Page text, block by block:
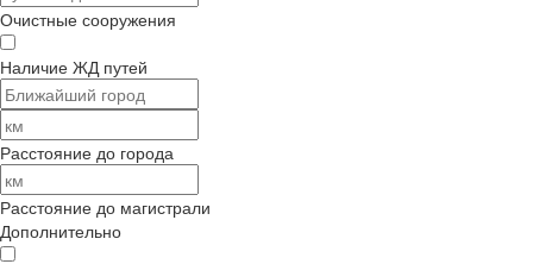
Очистные сооружения
Наличие ЖД путей
Расстояние до города
Расстояние до магистрали
Дополнительно